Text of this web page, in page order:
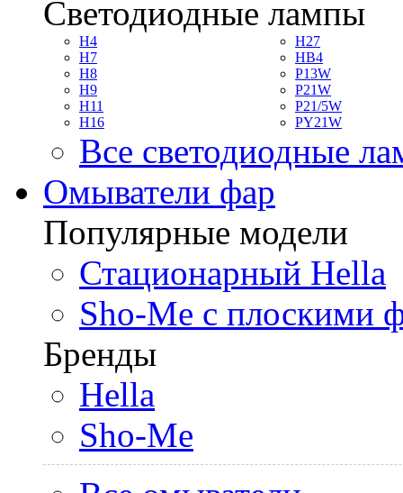
Светодиодные лампы
H4
H7
H8
H9
H11
H16
H27
HB4
P13W
P21W
P21/5W
PY21W
Все светодиодные
Омыватели фар
Популярные модели
Стационарный Hella
Sho-Me с плоскими
Бренды
Hella
Sho-Me